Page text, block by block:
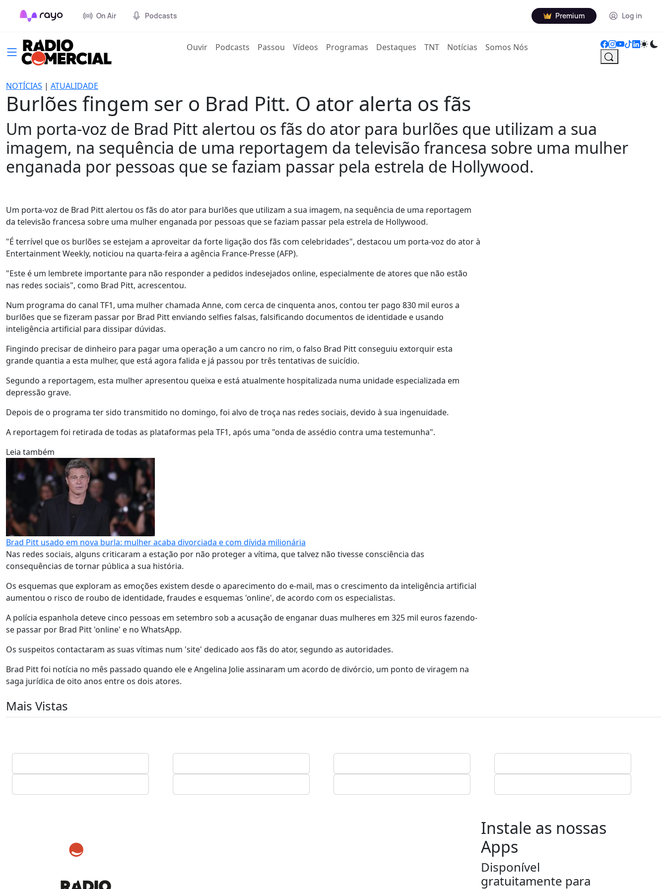
On Air Podcasts Premium Log in
Ouvir(current)
Podcasts Passou Vídeos Programas Destaques TNT Notícias Somos Nós
NOTÍCIAS | ATUALIDADE
Burlões fingem ser o Brad Pitt. O ator alerta os fãs
Um porta-voz de Brad Pitt alertou os fãs do ator para burlões que utilizam a sua
imagem, na sequência de uma reportagem da televisão francesa sobre uma mulher
enganada por pessoas que se faziam passar pela estrela de Hollywood.
Um porta-voz de Brad Pitt alertou os fãs do ator para burlões que utilizam a sua imagem, na sequência de uma reportagem
da televisão francesa sobre uma mulher enganada por pessoas que se faziam passar pela estrela de Hollywood.
"É terrível que os burlões se estejam a aproveitar da forte ligação dos fãs com celebridades", destacou um porta-voz do ator à
Entertainment Weekly, noticiou na quarta-feira a agência France-Presse (AFP).
"Este é um lembrete importante para não responder a pedidos indesejados online, especialmente de atores que não estão
nas redes sociais", como Brad Pitt, acrescentou.
Num programa do canal TF1, uma mulher chamada Anne, com cerca de cinquenta anos, contou ter pago 830 mil euros a
burlões que se fizeram passar por Brad Pitt enviando selfies falsas, falsificando documentos de identidade e usando
inteligência artificial para dissipar dúvidas.
Fingindo precisar de dinheiro para pagar uma operação a um cancro no rim, o falso Brad Pitt conseguiu extorquir esta
grande quantia a esta mulher, que está agora falida e já passou por três tentativas de suicídio.
Segundo a reportagem, esta mulher apresentou queixa e está atualmente hospitalizada numa unidade especializada em
depressão grave.
Depois de o programa ter sido transmitido no domingo, foi alvo de troça nas redes sociais, devido à sua ingenuidade.
A reportagem foi retirada de todas as plataformas pela TF1, após uma "onda de assédio contra uma testemunha".
Leia também
Brad Pitt usado em nova burla: mulher acaba divorciada e com dívida milionária
Nas redes sociais, alguns criticaram a estação por não proteger a vítima, que talvez não tivesse consciência das
consequências de tornar pública a sua história.
Os esquemas que exploram as emoções existem desde o aparecimento do e-mail, mas o crescimento da inteligência artificial
aumentou o risco de roubo de identidade, fraudes e esquemas 'online', de acordo com os especialistas.
A polícia espanhola deteve cinco pessoas em setembro sob a acusação de enganar duas mulheres em 325 mil euros fazendo-
se passar por Brad Pitt 'online' e no WhatsApp.
Os suspeitos contactaram as suas vítimas num 'site' dedicado aos fãs do ator, segundo as autoridades.
Brad Pitt foi notícia no mês passado quando ele e Angelina Jolie assinaram um acordo de divórcio, um ponto de viragem na
saga jurídica de oito anos entre os dois atores.
Mais Vistas
Instale as nossas
Apps
Disponível
gratuitamente para